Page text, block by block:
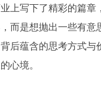
上写下了精彩的篇章
而是想抛出一些有意
后蕴含的思考方式
心境。